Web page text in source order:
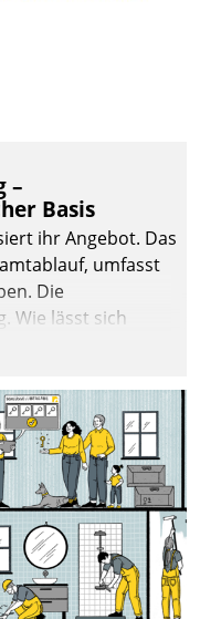
–
Basis
ihr Angebot. Das
umfasst
Die
Wie lässt sich
zugleich Freiraum